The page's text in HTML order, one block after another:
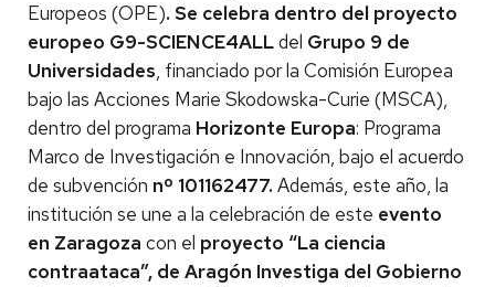
Europeos (OPE). Se celebra dentro del proyecto
europeo G9-SCIENCE4ALLdel Grupo 9 de
Universidades, financiado por la Comisión Europea
bajo las Acciones Marie Skodowska-Curie (MSCA),
dentro del programa Horizonte Europa: Programa
Marco de Investigación e Innovación, bajo el acuerdo
de subvención nº 101162477. Además, este año, la
institución se une a la celebración de este evento
en Zaragoza con el proyecto “La ciencia
contraataca”, de Aragón Investiga del Gobierno